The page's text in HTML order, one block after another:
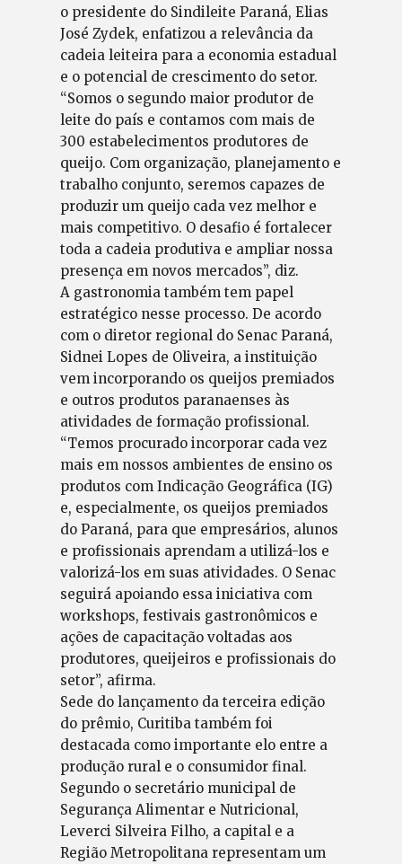
o presidente do Sindileite Paraná, Elias
José Zydek, enfatizou a relevância da
cadeia leiteira para a economia estadual
e o potencial de crescimento do setor.
“Somos o segundo maior produtor de
leite do país e contamos com mais de
300 estabelecimentos produtores de
queijo. Com organização, planejamento e
trabalho conjunto, seremos capazes de
produzir um queijo cada vez melhor e
mais competitivo. O desafio é fortalecer
toda a cadeia produtiva e ampliar nossa
presença em novos mercados”, diz.
A gastronomia também tem papel
estratégico nesse processo. De acordo
com o diretor regional do Senac Paraná,
Sidnei Lopes de Oliveira, a instituição
vem incorporando os queijos premiados
e outros produtos paranaenses às
atividades de formação profissional.
“Temos procurado incorporar cada vez
mais em nossos ambientes de ensino os
produtos com Indicação Geográfica (IG)
e, especialmente, os queijos premiados
do Paraná, para que empresários, alunos
e profissionais aprendam a utilizá-los e
valorizá-los em suas atividades. O Senac
seguirá apoiando essa iniciativa com
workshops, festivais gastronômicos e
ações de capacitação voltadas aos
produtores, queijeiros e profissionais do
setor”, afirma.
Sede do lançamento da terceira edição
do prêmio, Curitiba também foi
destacada como importante elo entre a
produção rural e o consumidor final.
Segundo o secretário municipal de
Segurança Alimentar e Nutricional,
Leverci Silveira Filho, a capital e a
Região Metropolitana representam um